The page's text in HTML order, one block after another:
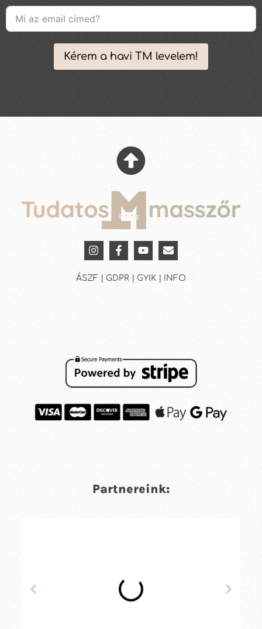
Kérem a havi TM levelem!
ÁSZF | GDPR | GYIK | INFO
Partnereink: